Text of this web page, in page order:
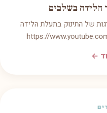
הלידה בשלבים
של התינוק בתעלת הלידה
https://
←